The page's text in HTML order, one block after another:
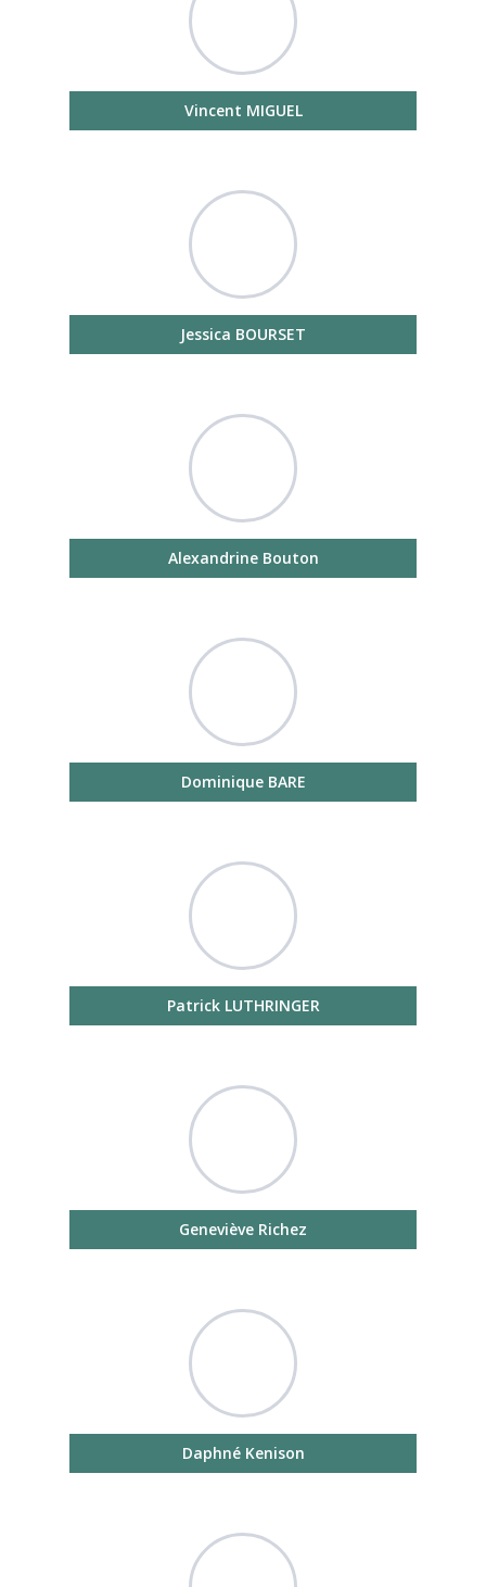
Vincent MIGUEL
Jessica BOURSET
Alexandrine Bouton
Dominique BARE
Patrick LUTHRINGER
Geneviève Richez
Daphné Kenison